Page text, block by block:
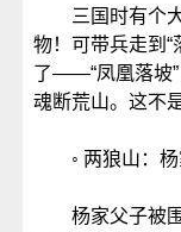
三国时有个大
物！可带兵走到“
了——“凤凰落坡”
魂断荒山。这不
◦ 两狼山：杨
杨家父子被围